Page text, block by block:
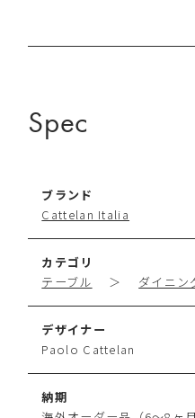
Spec
ブランド
Cattelan Italia
カテゴリ
テーブル
＞ ダイニン
デザイナー
Paolo Cattelan
納期